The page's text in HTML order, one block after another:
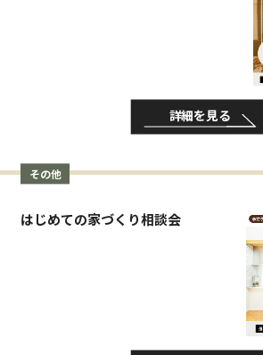
詳細を見る
その他
はじめての家づくり相談会